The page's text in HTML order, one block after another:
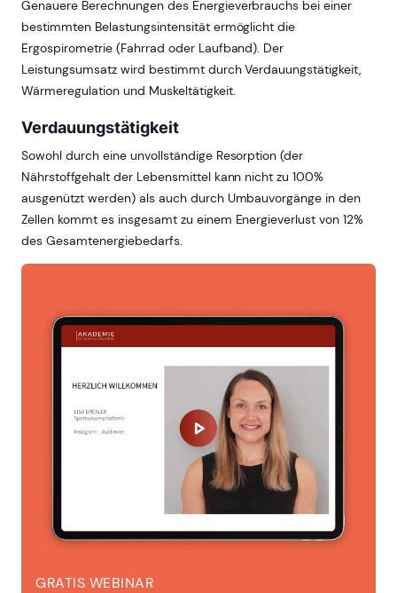
Genauere Berechnungen des Energieverbrauchs bei einer
bestimmten Belastungsintensität ermöglicht die
Ergospirometrie (Fahrrad oder Laufband). Der
Leistungsumsatz wird bestimmt durch Verdauungstätigkeit,
Wärmeregulation und Muskeltätigkeit.
Verdauungstätigkeit
Sowohl durch eine unvollständige Resorption (der
Nährstoffgehalt der Lebensmittel kann nicht zu 100%
ausgenützt werden) als auch durch Umbauvorgänge in den
Zellen kommt es insgesamt zu einem Energieverlust von 12%
des Gesamtenergiebedarfs.
GRATIS WEBINAR